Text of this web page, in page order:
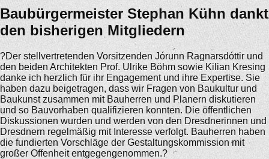
Baubürgermeister Stephan Kühn dankt
den bisherigen Mitgliedern
?Der stellvertretenden Vorsitzenden Jórunn Ragnarsdóttir und
den beiden Architekten Prof. Ulrike Böhm sowie Kilian Kresing
danke ich herzlich für ihr Engagement und ihre Expertise. Sie
haben dazu beigetragen, dass wir Fragen von Baukultur und
Baukunst zusammen mit Bauherren und Planern diskutieren
und so Bauvorhaben qualifizieren konnten. Die öffentlichen
Diskussionen wurden und werden von den Dresdnerinnen und
Dresdnern regelmäßig mit Interesse verfolgt. Bauherren haben
die fundierten Vorschläge der Gestaltungskommission mit
großer Offenheit entgegengenommen.?